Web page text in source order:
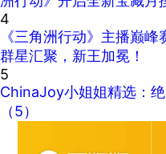
4
《三角洲行动》主播巅
群星汇聚，新王加冕！
5
ChinaJoy小姐姐精选：
（5）